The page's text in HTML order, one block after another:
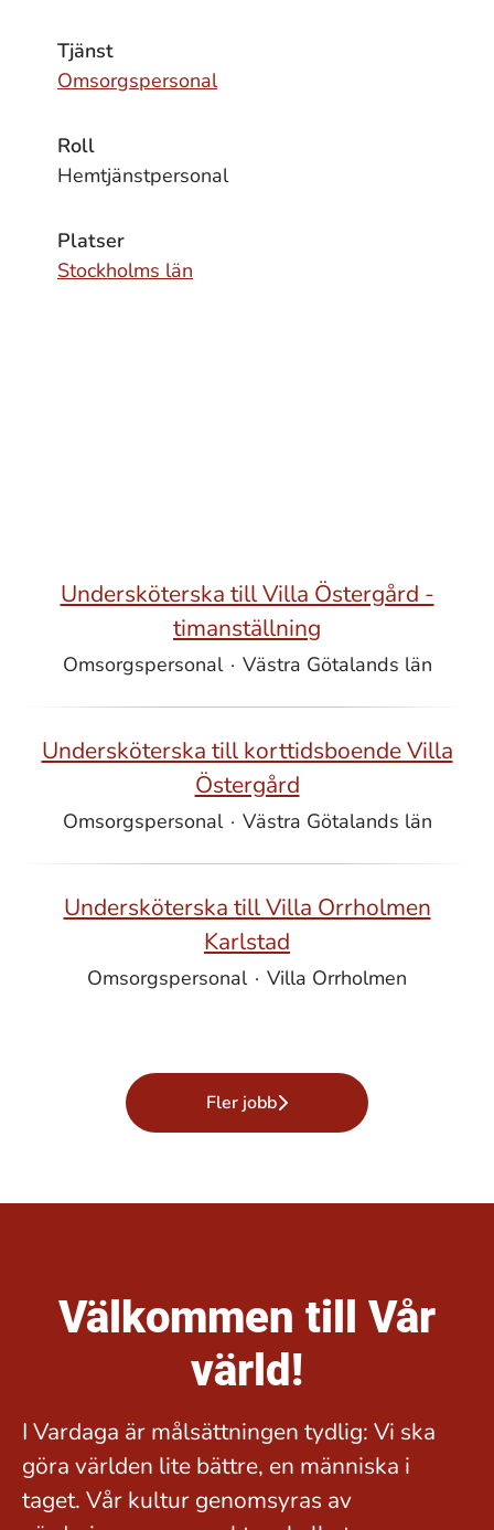
Tjänst
Omsorgspersonal
Roll
Hemtjänstpersonal
Platser
Stockholms län
Undersköterska till Villa Östergård -
timanställning
Omsorgspersonal · Västra Götalands län
Undersköterska till korttidsboende Villa
Östergård
Omsorgspersonal · Västra Götalands län
Undersköterska till Villa Orrholmen
Karlstad
Omsorgspersonal · Villa Orrholmen
Fler jobb
Välkommen till Vår
värld!
I Vardaga är målsättningen tydlig: Vi ska
göra världen lite bättre, en människa i
taget. Vår kultur genomsyras av